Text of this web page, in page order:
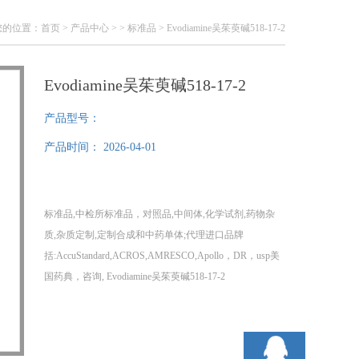
位置： 首页 > 产品中心 > > 标准品 > Evodiamine吴茱萸碱518-17-2
Evodiamine吴茱萸碱518-17-2
产品型号：
产品时间： 2026-04-01
标准品,中检所标准品，对照品,中间体,化学试剂,药物杂
质,杂质定制,定制合成和中药单体;代理进口品牌
括:AccuStandard,ACROS,AMRESCO,Apollo，DR，usp美
国药典，咨询, Evodiamine吴茱萸碱518-17-2